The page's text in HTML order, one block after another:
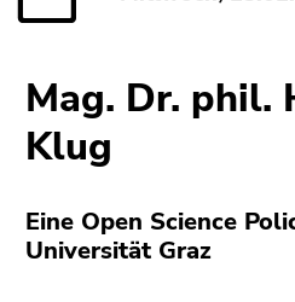
Zum
Inhalt
(Zugriffstaste
Zur
Positionsanzeige
Mag. Dr. phil.
Klug
Eine Open Science
Universität Graz